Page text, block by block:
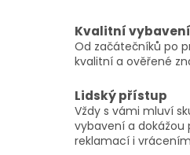
Kvalitní
Od začátečníků po
kvalitní a ověřené
Lidský přístup
Vždy s vámi mluví
vybavení a dokážou
reklamací i